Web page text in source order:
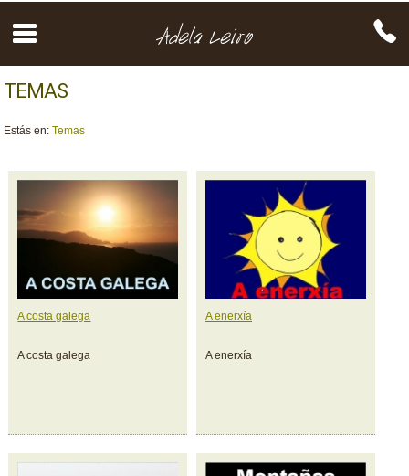
TEMAS
Estás en: Temas
A costa galega
A costa galega
A enerxía
A enerxía